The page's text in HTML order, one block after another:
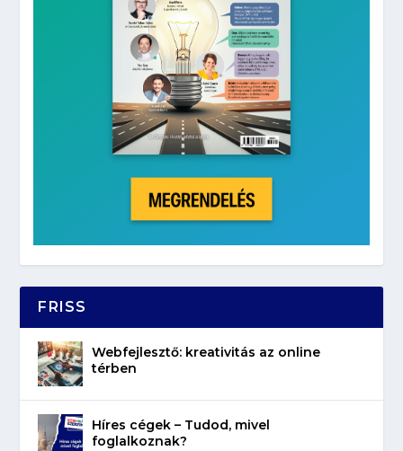
FRISS
Webfejlesztő: kreativitás az online
térben
Híres cégek – Tudod, mivel
foglalkoznak?